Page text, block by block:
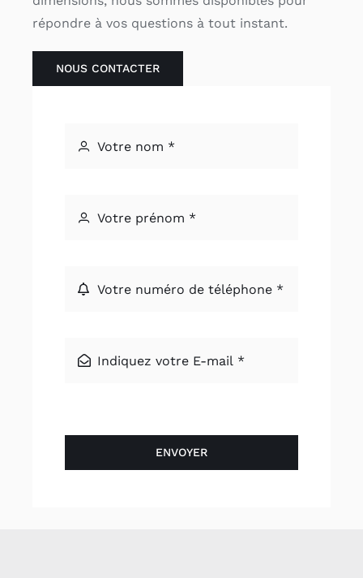
répondre à vos questions à tout instant.
NOUS CONTACTER
ENVOYER